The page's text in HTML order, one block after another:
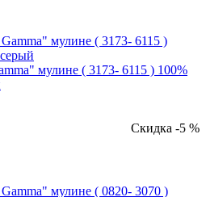
мулине ( 3173- 6115 ) 100%
Скидка -5 %